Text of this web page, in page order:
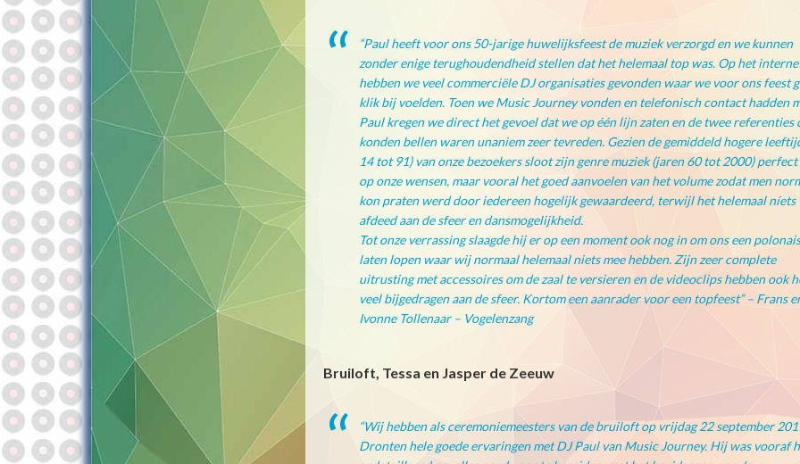
“Paul heeft voor ons 50-jarige huwelijksfeest de muziek verzorgd en we kunnen
zonder enige terughoudendheid stellen dat het helemaal top was. Op het
hebben we veel commerciële DJ organisaties gevonden waar we voor ons feest
klik bij voelden. Toen we Music Journey vonden en telefonisch contact hadden
Paul kregen we direct het gevoel dat we op één lijn zaten en de twee referenties
konden bellen waren unaniem zeer tevreden. Gezien de gemiddeld hogere
14 tot 91) van onze bezoekers sloot zijn genre muziek (jaren 60 tot 2000) perfect
op onze wensen, maar vooral het goed aanvoelen van het volume zodat men
kon praten werd door iedereen hogelijk gewaardeerd, terwijl het helemaal níets
afdeed aan de sfeer en dansmogelijkheid.
Tot onze verrassing slaagde hij er op een moment ook nog in om ons een
laten lopen waar wij normaal helemaal niets mee hebben. Zijn zeer complete
uitrusting met accessoires om de zaal te versieren en de videoclips hebben ook
veel bijgedragen aan de sfeer. Kortom een aanrader voor een topfeest” – Frans
Ivonne Tollenaar – Vogelenzang
Bruiloft, Tessa en Jasper de Zeeuw
“Wij hebben als ceremoniemeesters van de bruiloft op vrijdag 22 september
Dronten hele goede ervaringen met DJ Paul van Music Journey. Hij was vooraf